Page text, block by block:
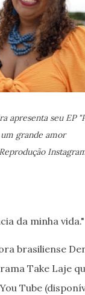
apresenta seu EP
um grande amor
Reprodução
da minha vida."
brasiliense
Take Laje
Tube